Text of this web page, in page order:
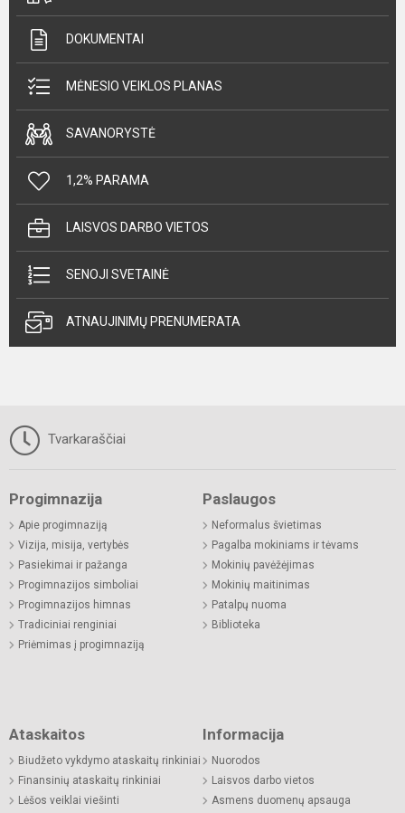
DOKUMENTAI
MĖNESIO VEIKLOS PLANAS
SAVANORYSTĖ
1,2% PARAMA
LAISVOS DARBO VIETOS
SENOJI SVETAINĖ
ATNAUJINIMŲ PRENUMERATA
Tvarkaraščiai
Progimnazija
Apie progimnaziją
Vizija, misija, vertybės
Pasiekimai ir pažanga
Progimnazijos simboliai
Progimnazijos himnas
Tradiciniai renginiai
Priėmimas į progimnaziją
Paslaugos
Neformalus švietimas
Pagalba mokiniams ir tėvams
Mokinių pavėžėjimas
Mokinių maitinimas
Patalpų nuoma
Biblioteka
Ataskaitos
Biudžeto vykdymo ataskaitų rinkiniai
Finansinių ataskaitų rinkiniai
Lėšos veiklai viešinti
Informacija
Nuorodos
Laisvos darbo vietos
Asmens duomenų apsauga